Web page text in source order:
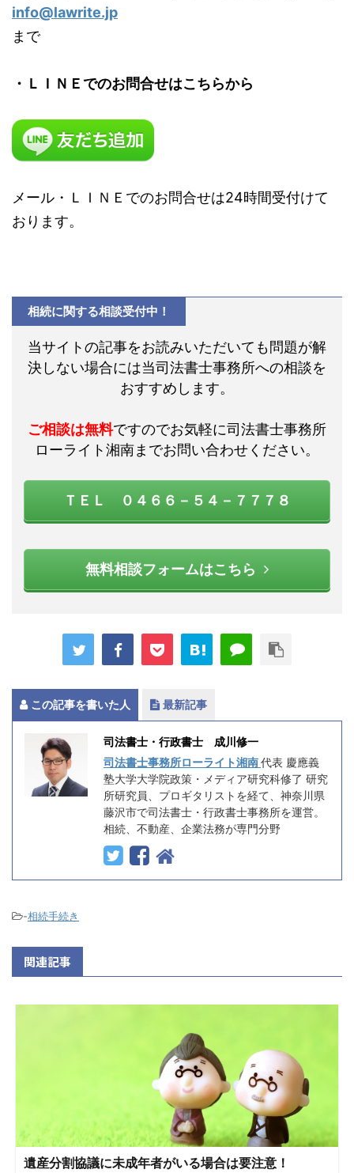
info@lawrite.jp
まで
・ＬＩＮＥでのお問合せはこちらから
メール・ＬＩＮＥでのお問合せは24時間受付けて
おります。
相続に関する相談受付中！
当サイトの記事をお読みいただいても問題が解
決しない場合には当司法書士事務所への相談を
おすすめします。
ご相談は無料ですのでお気軽に司法書士事務所
ローライト湘南までお問い合わせください。
ＴＥＬ ０４６６－５４－７７７８
無料相談フォームはこちら
この記事を書いた人 最新記事
司法書士・行政書士 成川修一
司法書士事務所ローライト湘南代表 慶應義
塾大学大学院政策・メディア研究科修了 研究
所研究員、プロギタリストを経て、神奈川県
藤沢市で司法書士・行政書士事務所を運営。
相続、不動産、企業法務が専門分野
-相続手続き
関連記事
遺産分割協議に未成年者がいる場合は要注意！